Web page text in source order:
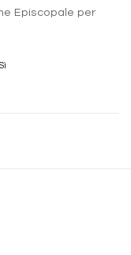
Episcopale per